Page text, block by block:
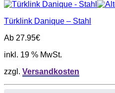
Türklink Danique – Stahl
Ab 27.95€
inkl. 19 % MwSt.
zzgl. Versandkosten